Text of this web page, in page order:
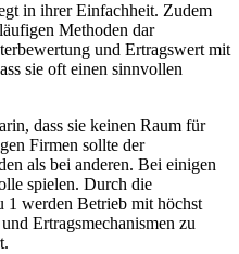
in ihrer Einfachheit. Zudem
Methoden dar
und Ertragswert mit
sie oft einen sinnvollen
dass sie keinen Raum für
Firmen sollte der
als bei anderen. Bei einigen
spielen. Durch die
1 werden Betrieb mit höchst
Ertragsmechanismen zu